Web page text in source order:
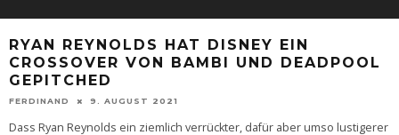
RYAN REYNOLDS HAT DISNEY EIN
CROSSOVER VON BAMBI UND DEADPOOL
GEPITCHED
FERDINAND 9. AUGUST 2021
Dass Ryan Reynolds ein ziemlich verrückter, dafür aber umso lustigerer